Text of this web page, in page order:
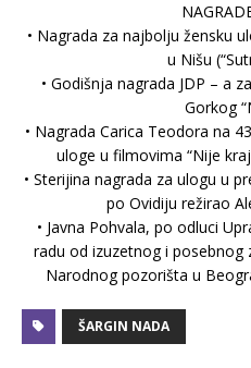
• Nagrada za najbolju žensku
u Nišu
• Godišnja nagrada JDP – a
Gorkog
• Nagrada Carica Teodora na
uloge u filmovima “Nije
• Sterijina nagrada za ulogu u
po Ovidiju režirao
• Javna Pohvala, po odluci
radu od izuzetnog i posebnog
Narodnog pozorišta u
ŠARGIN NADA